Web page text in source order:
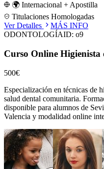
🌍 Internacional + Apostilla
Titulaciones Homologadas
Ver Detalles
MÁS INFO
ODONTOLOGÍAID: o9
Curso Online Higienista
500€
Especialización en técnicas de
salud dental comunitaria.
disponible para alumnos de
Valencia y modalidad online